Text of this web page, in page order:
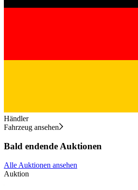
Händler
Fahrzeug ansehen
Bald endende Auktionen
Alle Auktionen ansehen
Auktion